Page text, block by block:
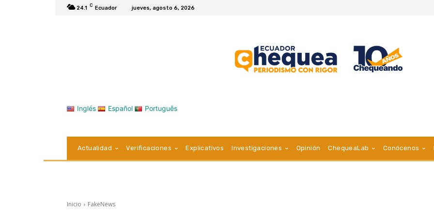
24.1 C Ecuador jueves, agosto 6, 2026
Inglés Español Português
Actualidad Verificaciones Explicativos Investigaciones Opinión ChequeaLab Conócenos
Inicio FakeNews